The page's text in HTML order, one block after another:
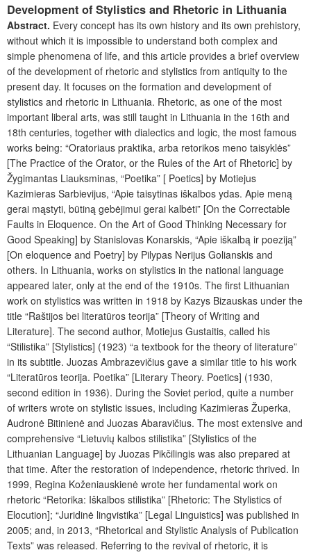
Development of Stylistics and Rhetoric in Lithuania
Abstract. Every concept has its own history and its own prehistory,
without which it is impossible to understand both complex and
simple phenomena of life, and this article provides a brief overview
of the development of rhetoric and stylistics from antiquity to the
present day. It focuses on the formation and development of
stylistics and rhetoric in Lithuania. Rhetoric, as one of the most
important liberal arts, was still taught in Lithuania in the 16th and
18th centuries, together with dialectics and logic, the most famous
works being: “Oratoriaus praktika, arba retorikos meno taisyklės”
[The Practice of the Orator, or the Rules of the Art of Rhetoric] by
Žygimantas Liauksminas, “Poetika” [ Poetics] by Motiejus
Kazimieras Sarbievijus, “Apie taisytinas iškalbos ydas. Apie meną
gerai mąstyti, būtiną gebėjimui gerai kalbėti” [On the Correctable
Faults in Eloquence. On the Art of Good Thinking Necessary for
Good Speaking] by Stanislovas Konarskis, “Apie iškalbą ir poeziją”
[On eloquence and Poetry] by Pilypas Nerijus Golianskis and
others. In Lithuania, works on stylistics in the national language
appeared later, only at the end of the 1910s. The first Lithuanian
work on stylistics was written in 1918 by Kazys Bizauskas under the
title “Raštijos bei literatūros teorija” [Theory of Writing and
Literature]. The second author, Motiejus Gustaitis, called his
“Stilistika” [Stylistics] (1923) “a textbook for the theory of literature”
in its subtitle. Juozas Ambrazevičius gave a similar title to his work
“Literatūros teorija. Poetika” [Literary Theory. Poetics] (1930,
second edition in 1936). During the Soviet period, quite a number
of writers wrote on stylistic issues, including Kazimieras Župerka,
Audronė Bitinienė and Juozas Abaravičius. The most extensive and
comprehensive “Lietuvių kalbos stilistika” [Stylistics of the
Lithuanian Language] by Juozas Pikčilingis was also prepared at
that time. After the restoration of independence, rhetoric thrived. In
1999, Regina Koženiauskienė wrote her fundamental work on
rhetoric “Retorika: Iškalbos stilistika” [Rhetoric: The Stylistics of
Elocution]; “Juridinė lingvistika” [Legal Linguistics] was published in
2005; and, in 2013, “Rhetorical and Stylistic Analysis of Publication
Texts” was released. Referring to the revival of rhetoric, it is